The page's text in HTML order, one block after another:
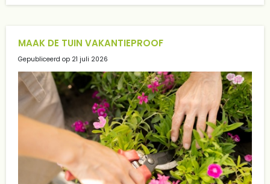
MAAK DE TUIN VAKANTIEPROOF
Gepubliceerd op 21 juli 2026